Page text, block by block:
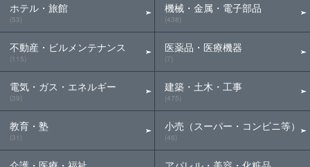
ホテル・旅館
(53)
不動産・ビルメンテナンス
(115)
電気・ガス・エネルギー
(39)
教育・塾
(31)
機械・金属・電子部品
(438)
医薬品・医療機器
(7)
建築・土木・工事
(475)
小売（スーパー・コンビニ等）
(46)